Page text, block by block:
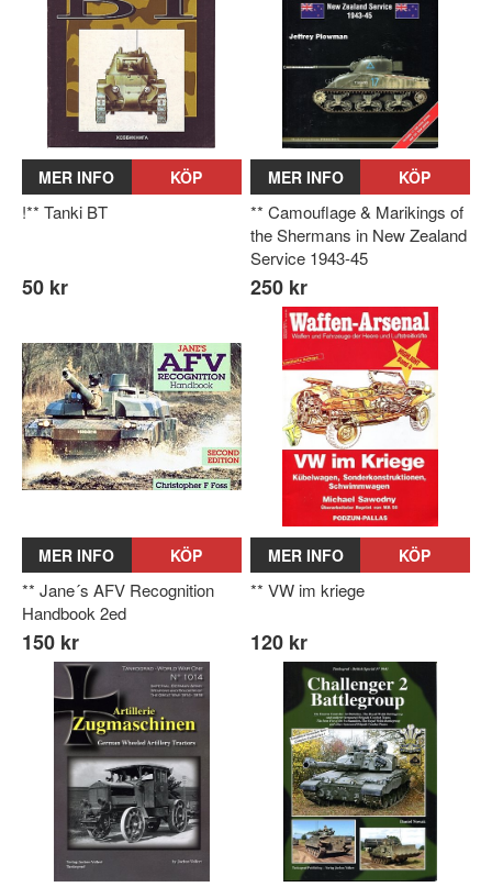
MER INFO KÖP
!** Tanki BT
50 kr
MER INFO KÖP
** Camouflage & Marikings of
the Shermans in New Zealand
Service 1943-45
250 kr
MER INFO KÖP
** Jane´s AFV Recognition
Handbook 2ed
150 kr
MER INFO KÖP
** VW im kriege
120 kr